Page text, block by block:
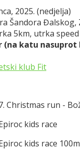
2025. (nedjelja)
Šandora Đalskog,
5km, utrka
(na katu
klub Fit
Christmas run -
kids race
kids race